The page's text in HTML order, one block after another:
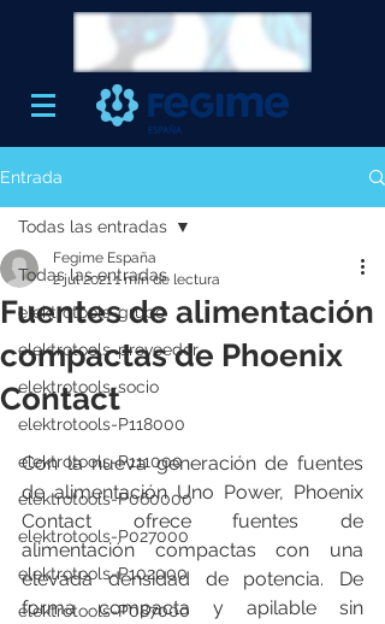
Entrada
Todas las entradas
elektrotools-grupo
elektrotools-proveedor
elektrotools-socio
elektrotools-P118000
elektrotools-P111000
elektrotools-P060000
elektrotools-P027000
elektrotools-P102000
elektrotools-P087000
Todas las entradas
Fuentes de alimentación
compactas de Phoenix
Contact
Fegime España
2 jul 20211 min de lectura
Con la nueva generación de fuentes
de alimentación Uno Power, Phoenix
Contact ofrece fuentes de
alimentación compactas con una
elevada densidad de potencia. De
forma compacta y apilable sin